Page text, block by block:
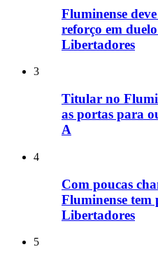
Fluminense
reforço em
Libertadores
3
Titular no
as portas para
A
4
Com poucas
Fluminense tem
Libertadores
5